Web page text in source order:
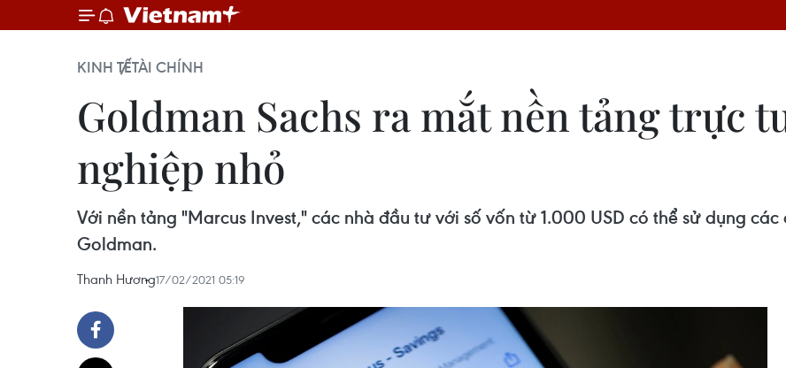
KINH TẾTÀI CHÍNH
Goldman Sachs ra mắt nền tảng trực
nghiệp nhỏ
Với nền tảng "Marcus Invest," các nhà đầu tư với số vốn từ 1.000 USD có thể sử dụng
Goldman.
Thanh Hương17/02/2021 05:19